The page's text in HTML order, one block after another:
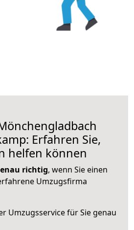
Erfahren Sie,
helfen können
richtig, wenn Sie einen
Umzugsfirma
Umzugsservice für Sie genau